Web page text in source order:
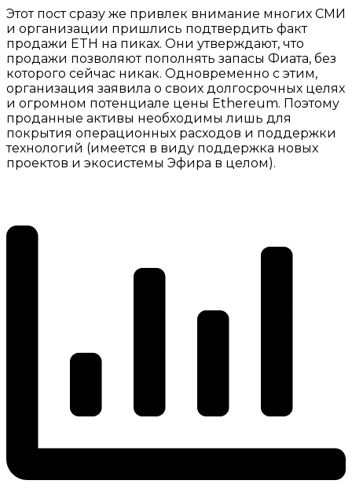
Этот пост сразу же привлек внимание многих СМИ
и организации пришлись подтвердить факт
продажи ETH на пиках. Они утверждают, что
продажи позволяют пополнять запасы Фиата, без
которого сейчас никак. Одновременно с этим,
организация заявила о своих долгосрочных целях
и огромном потенциале цены Ethereum. Поэтому
проданные активы необходимы лишь для
покрытия операционных расходов и поддержки
технологий (имеется в виду поддержка новых
проектов и экосистемы Эфира в целом).